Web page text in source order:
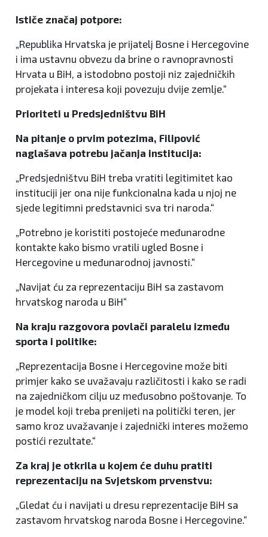
Ističe značaj potpore:
„Republika Hrvatska je prijatelj Bosne i Hercegovine
i ima ustavnu obvezu da brine o ravnopravnosti
Hrvata u BiH, a istodobno postoji niz zajedničkih
projekata i interesa koji povezuju dvije zemlje.“
Prioriteti u Predsjedništvu BiH
Na pitanje o prvim potezima, Filipović
naglašava potrebu jačanja institucija:
„Predsjedništvu BiH treba vratiti legitimitet kao
instituciji jer ona nije funkcionalna kada u njoj ne
sjede legitimni predstavnici sva tri naroda.“
„Potrebno je koristiti postojeće međunarodne
kontakte kako bismo vratili ugled Bosne i
Hercegovine u međunarodnoj javnosti.“
„Navijat ću za reprezentaciju BiH sa zastavom
hrvatskog naroda u BiH“
Na kraju razgovora povlači paralelu između
sporta i politike:
„Reprezentacija Bosne i Hercegovine može biti
primjer kako se uvažavaju različitosti i kako se radi
na zajedničkom cilju uz međusobno poštovanje. To
je model koji treba prenijeti na politički teren, jer
samo kroz uvažavanje i zajednički interes možemo
postići rezultate.“
Za kraj je otkrila u kojem će duhu pratiti
reprezentaciju na Svjetskom prvenstvu:
„Gledat ću i navijati u dresu reprezentacije BiH sa
zastavom hrvatskog naroda Bosne i Hercegovine.“